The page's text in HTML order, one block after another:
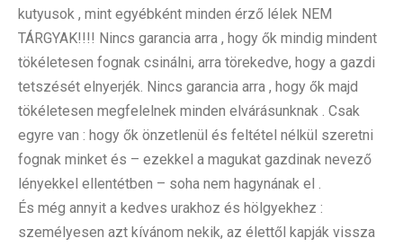
kutyusok , mint egyébként minden érző lélek NEM
TÁRGYAK!!!! Nincs garancia arra , hogy ők mindig mindent
tökéletesen fognak csinálni, arra törekedve, hogy a gazdi
tetszését elnyerjék. Nincs garancia arra , hogy ők majd
tökéletesen megfelelnek minden elvárásunknak . Csak
egyre van : hogy ők önzetlenül és feltétel nélkül szeretni
fognak minket és – ezekkel a magukat gazdinak nevező
lényekkel ellentétben – soha nem hagynának el .
És még annyit a kedves urakhoz és hölgyekhez :
személyesen azt kívánom nekik, az élettől kapják vissza